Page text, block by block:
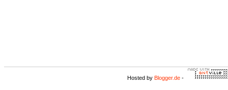
Hosted by Blogger.de -